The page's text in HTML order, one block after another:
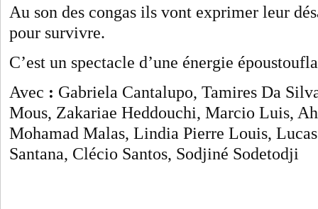
Au son des congas ils vont exprimer leur
pour survivre.
C’est un spectacle d’une énergie
Avec : Gabriela Cantalupo, Tamires Da
Mous, Zakariae Heddouchi, Marcio Luis,
Mohamad Malas, Lindia Pierre Louis,
Santana, Clécio Santos, Sodjiné Sodetodji